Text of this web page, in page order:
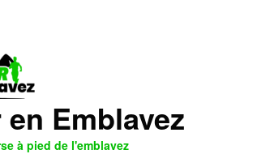
Emblavez
à pied de l'emblavez